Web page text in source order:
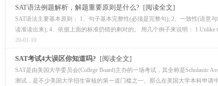
SAT语法例题解析，解题重要原则是什么? [阅读全文]
SAT语法主要基本原则： 1、句子基本完整性(必须是完整句); 2、一致性(语意
读准读出来); 4、依据上面的标准扔错的剩对的。 用几个例子来说明： 1 Unlike
20-01-10
SAT考试4大误区你知道吗? [阅读全文]
SAT是由美国大学委员会(College Board)主办的一场考试，其全称是Scholastic
测试，是不少美国大学招生审核的第一道门槛之一。那么在美国大学本科申请